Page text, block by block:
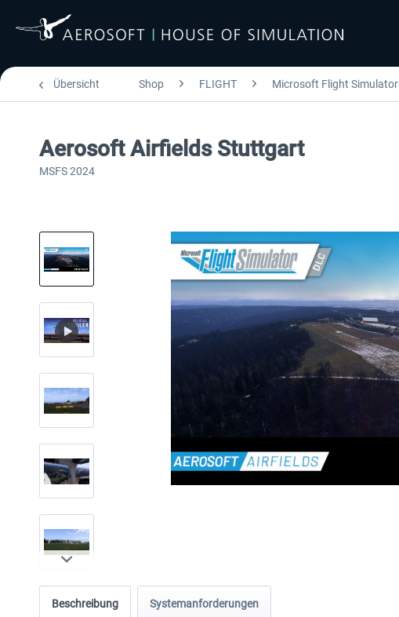
Übersicht Shop FLIGHT Microsoft Flight Simulator
Aerosoft Airfields Stuttgart
MSFS 2024
Beschreibung Systemanforderungen